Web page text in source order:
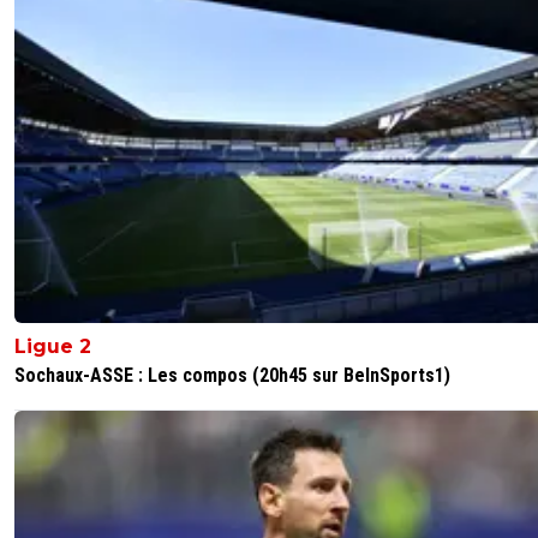
🤣
0+ Répondre
25 juin 2025 à 11:52 +0
tes content? tas le kiki tout dure?
Répondre
toto-cutugno
je suis d'accord, et je suis convaincu qu'ils rêvent
Répondre
eyraudcassetoi 24 juin 2025 à 18:20
A choisir entre jouer le maintien en ligue 1
Ligue 2
Sochaux-ASSE : Les compos (20h45 sur BeInSports1)